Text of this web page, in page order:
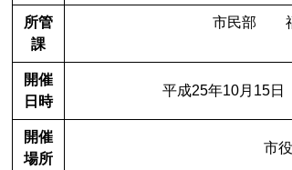
所管
課
市民部 福
開催
日時
平成25年10月15
開催
場所
市